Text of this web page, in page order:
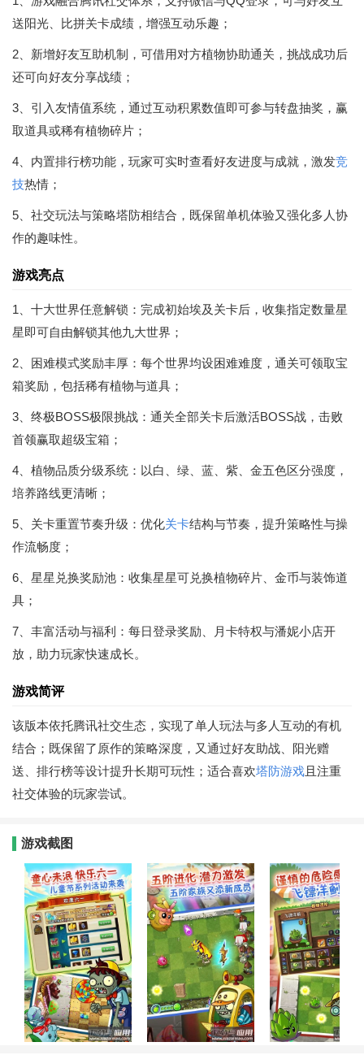
送阳光、比拼关卡成绩，增强互动乐趣；
2、新增好友互助机制，可借用对方植物协助通关，挑战成功后
还可向好友分享战绩；
3、引入友情值系统，通过互动积累数值即可参与转盘抽奖，赢
取道具或稀有植物碎片；
4、内置排行榜功能，玩家可实时查看好友进度与成就，激发竞
技热情；
5、社交玩法与策略塔防相结合，既保留单机体验又强化多人协
作的趣味性。
游戏亮点
1、十大世界任意解锁：完成初始埃及关卡后，收集指定数量星
星即可自由解锁其他九大世界；
2、困难模式奖励丰厚：每个世界均设困难难度，通关可领取宝
箱奖励，包括稀有植物与道具；
3、终极BOSS极限挑战：通关全部关卡后激活BOSS战，击败
首领赢取超级宝箱；
4、植物品质分级系统：以白、绿、蓝、紫、金五色区分强度，
培养路线更清晰；
5、关卡重置节奏升级：优化关卡结构与节奏，提升策略性与操
作流畅度；
6、星星兑换奖励池：收集星星可兑换植物碎片、金币与装饰道
具；
7、丰富活动与福利：每日登录奖励、月卡特权与潘妮小店开
放，助力玩家快速成长。
游戏简评
该版本依托腾讯社交生态，实现了单人玩法与多人互动的有机
结合；既保留了原作的策略深度，又通过好友助战、阳光赠
送、排行榜等设计提升长期可玩性；适合喜欢塔防游戏且注重
社交体验的玩家尝试。
游戏截图